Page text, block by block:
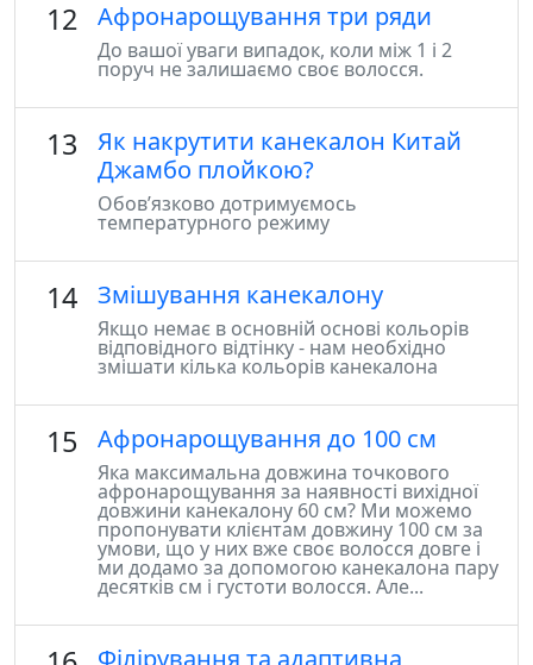
12 Афронарощування три ряди
До вашої уваги випадок, коли між 1 і 2
поруч не залишаємо своє волосся.
13
Як накрутити канекалон Китай
Джамбо плойкою?
Обов’язково дотримуємось
температурного режиму
14 Змішування канекалону
Якщо немає в основній основі кольорів
відповідного відтінку - нам необхідно
змішати кілька кольорів канекалона
15 Афронарощування до 100 см
Яка максимальна довжина точкового
афронарощування за наявності вихідної
довжини канекалону 60 см? Ми можемо
пропонувати клієнтам довжину 100 см за
умови, що у них вже своє волосся довге і
ми додамо за допомогою канекалона пару
десятків см і густоти волосся. Але...